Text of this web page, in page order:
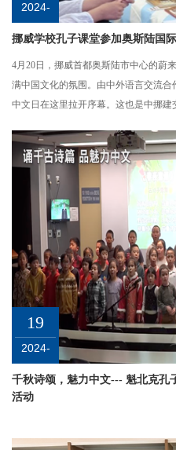
2024-
挪威学校孔子课堂参加奥斯陆国
4月20日，挪威首都奥斯陆市中心的蔚
满中国文化的氛围。由中外语言交流
中文日在这里拉开序幕。这也是中挪建
19
2024-
千秋诗颂，魅力中文--- 魁北克孔
活动